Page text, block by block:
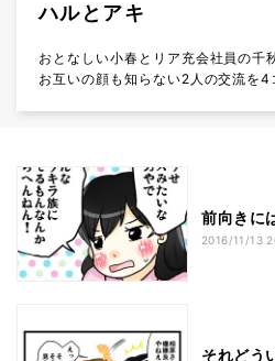
ハルとアキ
おとなしい小春とリア充会社員の千
お互いの顔も知らない2人の交流を4
前向きに
2016/11/13
それどう